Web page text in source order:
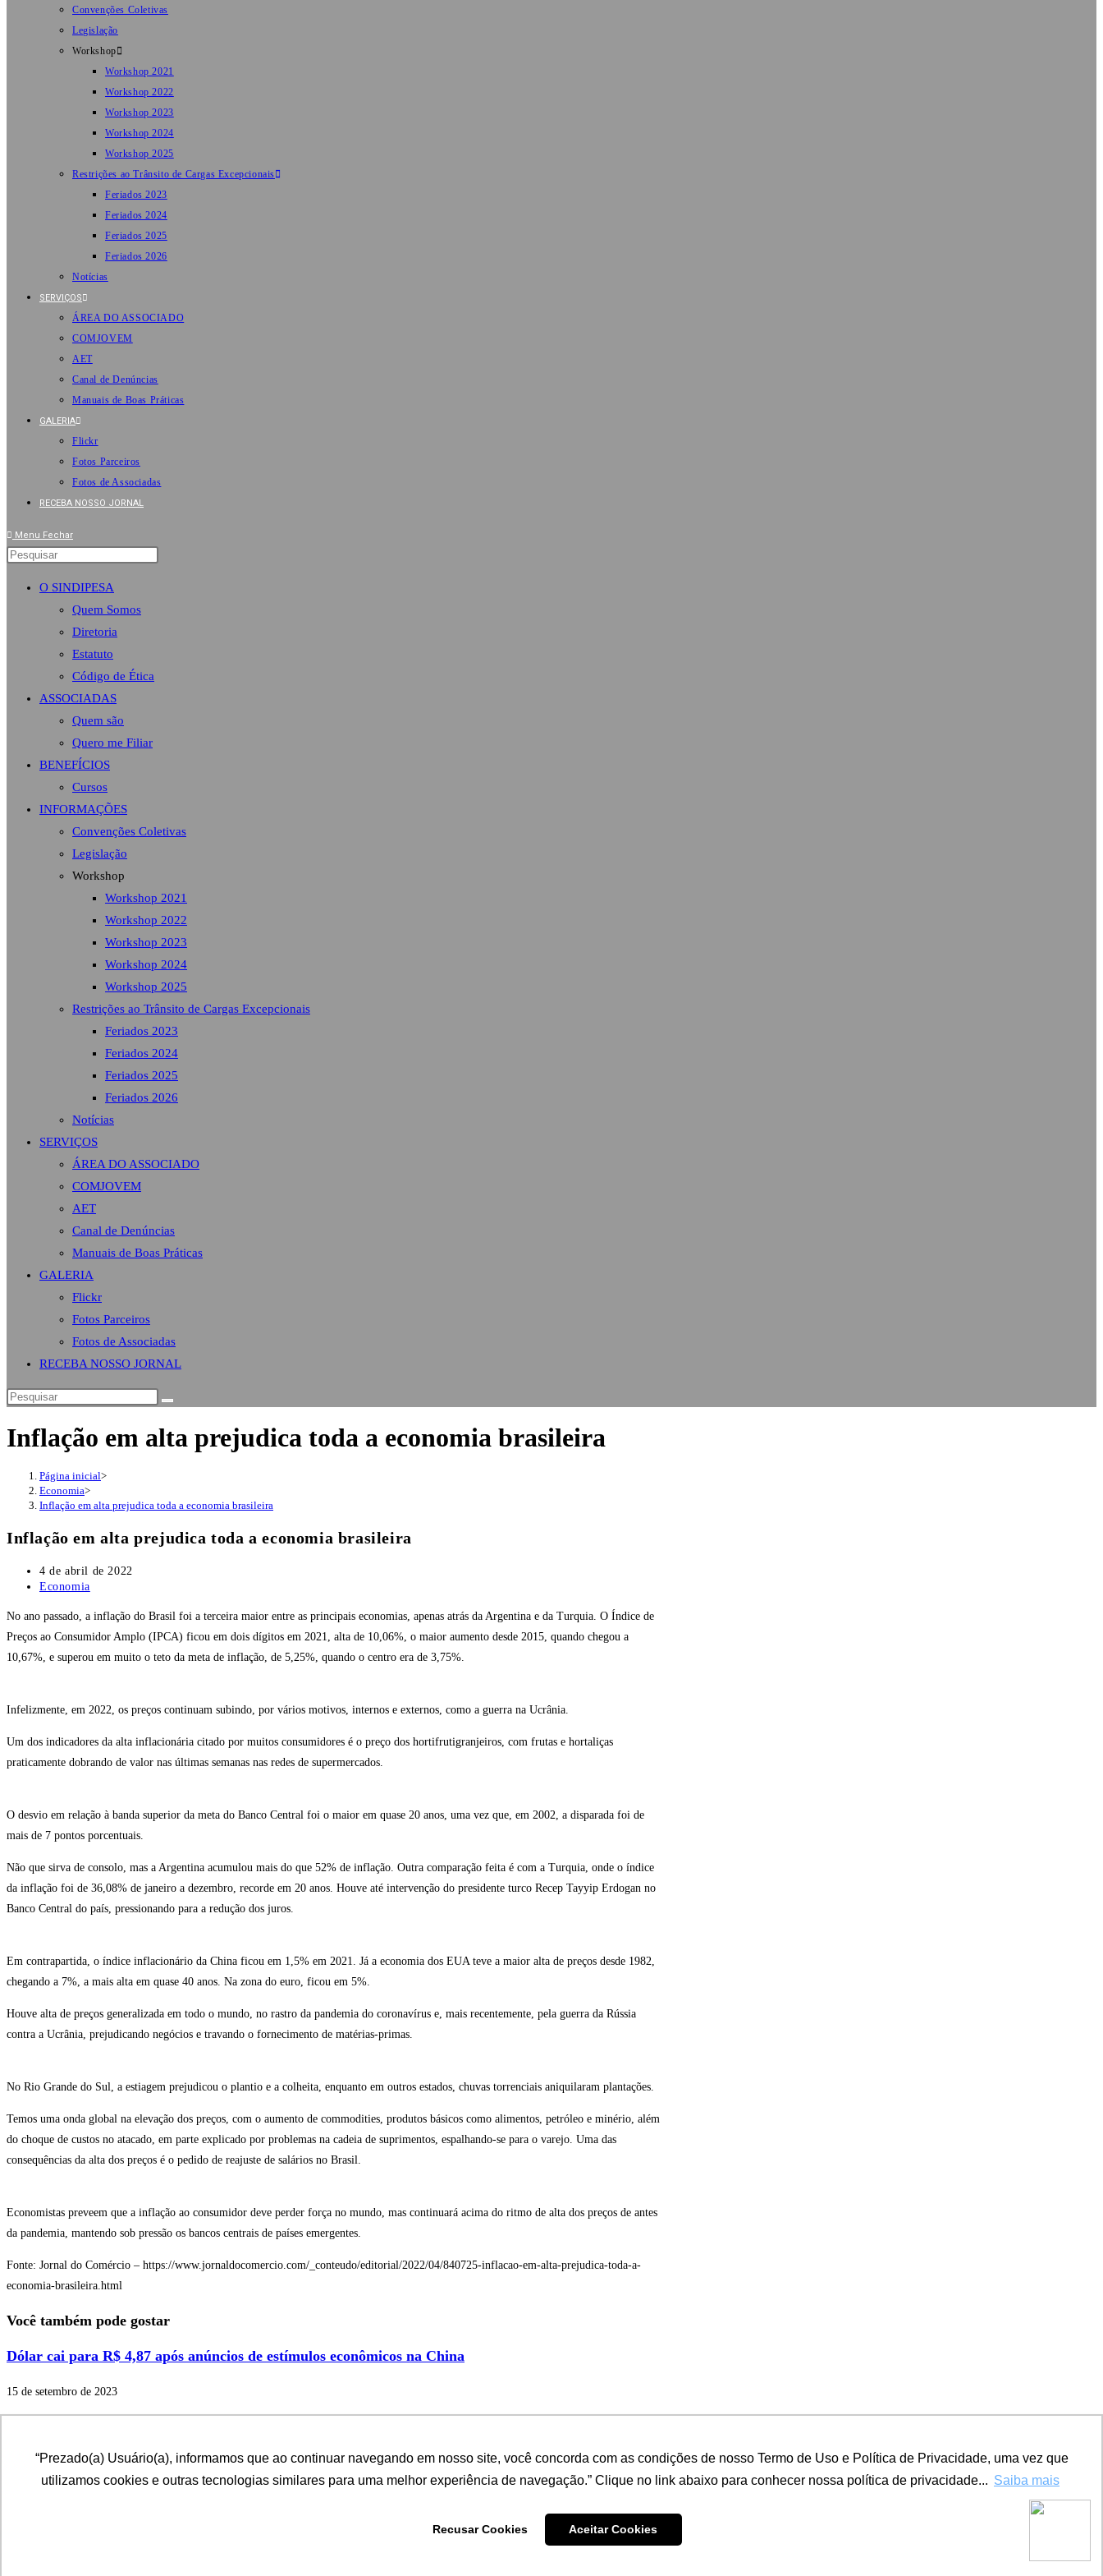
“Prezado(a) Usuário(a), informamos que ao continuar navegando em nosso site, você concorda com as condições de nosso Termo de Uso e Política de Privacidade, uma vez que
utilizamos cookies e outras tecnologias similares para uma melhor experiência de navegação.” Clique no link abaixo para conhecer nossa política de privacidade... Saiba mais
Recusar Cookies Aceitar Cookies
Convenções Coletivas
Legislação
Workshop
Workshop 2021
Workshop 2022
Workshop 2023
Workshop 2024
Workshop 2025
Restrições ao Trânsito de Cargas Excepcionais
Feriados 2023
Feriados 2024
Feriados 2025
Feriados 2026
Notícias
SERVIÇOS
ÁREA DO ASSOCIADO
COMJOVEM
AET
Canal de Denúncias
Manuais de Boas Práticas
GALERIA
Flickr
Fotos Parceiros
Fotos de Associadas
RECEBA NOSSO JORNAL
Menu Fechar
O SINDIPESA
Quem Somos
Diretoria
Estatuto
Código de Ética
ASSOCIADAS
Quem são
Quero me Filiar
BENEFÍCIOS
Cursos
INFORMAÇÕES
Convenções Coletivas
Legislação
Workshop
Workshop 2021
Workshop 2022
Workshop 2023
Workshop 2024
Workshop 2025
Restrições ao Trânsito de Cargas Excepcionais
Feriados 2023
Feriados 2024
Feriados 2025
Feriados 2026
Notícias
SERVIÇOS
ÁREA DO ASSOCIADO
COMJOVEM
AET
Canal de Denúncias
Manuais de Boas Práticas
GALERIA
Flickr
Fotos Parceiros
Fotos de Associadas
RECEBA NOSSO JORNAL
Inflação em alta prejudica toda a economia brasileira
Página inicial>
Economia>
Inflação em alta prejudica toda a economia brasileira
Inflação em alta prejudica toda a economia brasileira
Post
publicado:
4 de abril de 2022
Categoria
post:
Economia
No ano passado, a inflação do Brasil foi a terceira maior entre as principais economias, apenas atrás da Argentina e da Turquia. O Índice de
Preços ao Consumidor Amplo (IPCA) ficou em dois dígitos em 2021, alta de 10,06%, o maior aumento desde 2015, quando chegou a
10,67%, e superou em muito o teto da meta de inflação, de 5,25%, quando o centro era de 3,75%.
Infelizmente, em 2022, os preços continuam subindo, por vários motivos, internos e externos, como a guerra na Ucrânia.
Um dos indicadores da alta inflacionária citado por muitos consumidores é o preço dos hortifrutigranjeiros, com frutas e hortaliças
praticamente dobrando de valor nas últimas semanas nas redes de supermercados.
O desvio em relação à banda superior da meta do Banco Central foi o maior em quase 20 anos, uma vez que, em 2002, a disparada foi de
mais de 7 pontos porcentuais.
Não que sirva de consolo, mas a Argentina acumulou mais do que 52% de inflação. Outra comparação feita é com a Turquia, onde o índice
da inflação foi de 36,08% de janeiro a dezembro, recorde em 20 anos. Houve até intervenção do presidente turco Recep Tayyip Erdogan no
Banco Central do país, pressionando para a redução dos juros.
Em contrapartida, o índice inflacionário da China ficou em 1,5% em 2021. Já a economia dos EUA teve a maior alta de preços desde 1982,
chegando a 7%, a mais alta em quase 40 anos. Na zona do euro, ficou em 5%.
Houve alta de preços generalizada em todo o mundo, no rastro da pandemia do coronavírus e, mais recentemente, pela guerra da Rússia
contra a Ucrânia, prejudicando negócios e travando o fornecimento de matérias-primas.
No Rio Grande do Sul, a estiagem prejudicou o plantio e a colheita, enquanto em outros estados, chuvas torrenciais aniquilaram plantações.
Temos uma onda global na elevação dos preços, com o aumento de commodities, produtos básicos como alimentos, petróleo e minério, além
do choque de custos no atacado, em parte explicado por problemas na cadeia de suprimentos, espalhando-se para o varejo. Uma das
consequências da alta dos preços é o pedido de reajuste de salários no Brasil.
Economistas preveem que a inflação ao consumidor deve perder força no mundo, mas continuará acima do ritmo de alta dos preços de antes
da pandemia, mantendo sob pressão os bancos centrais de países emergentes.
Fonte: Jornal do Comércio – https://www.jornaldocomercio.com/_conteudo/editorial/2022/04/840725-inflacao-em-alta-prejudica-toda-a-
economia-brasileira.html
Você também pode gostar
Dólar cai para R$ 4,87 após anúncios de estímulos econômicos na China
15 de setembro de 2023
27 de setembro de 2024